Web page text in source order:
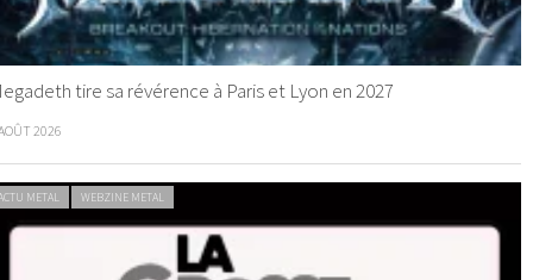
tire sa révérence à Paris et Lyon en 2027
2026
METAL WEBZINE METAL